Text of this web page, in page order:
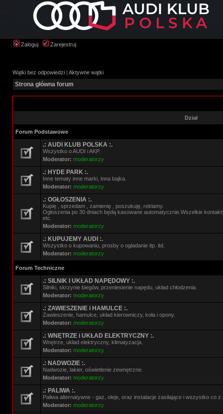
Zaloguj Zarejestruj
Wątki bez odpowiedzi | Aktywne wątki
Strona główna forum
Dział
Forum Podstawowe
.: AUDI KLUB POLSKA :.
Wszystko o AUDI i AKP.
Moderator: moderatorzy
.: HYDE PARK :.
Inne tematy inne marki, inna bajka.
Moderator: moderatorzy
.: OGŁOSZENIA :.
Kupię , sprzedam , zamienię , poszukuję, reklamy.
Ogłoszenia po 30 dniach będą kasowane automatycznie.Wszelkie
etc.
Moderator: moderatorzy
.: KUPUJEMY AUDI :.
Wszystko o kupowaniu, prosby o ogladanie itp. itd.
Moderator: moderatorzy
Forum Techniczne
.: SILNIK I UKŁAD NAPĘDOWY :.
Silniki, skrzynie biegów, przeniesienie napędu, układ chłodzenia.
Moderator: moderatorzy
.: ZAWIESZENIE i HAMULCE :.
Zawieszenie, hamulce, układ kierowniczy, koła i opony.
Moderator: moderatorzy
.: WNĘTRZE i UKŁAD ELEKTRYCZNY :.
Wnętrze, układ elektryczny, klimatyzacja.
Moderator: moderatorzy
.: NADWOZIE :.
Nadwozie, lakier, oświetlenie zewnętrzne.
Moderator: moderatorzy
.: PALIWA :.
Paliwa alternatywne - gaz, oleje, oraz instalacje zasilające i wszystko co z
Moderator: moderatorzy